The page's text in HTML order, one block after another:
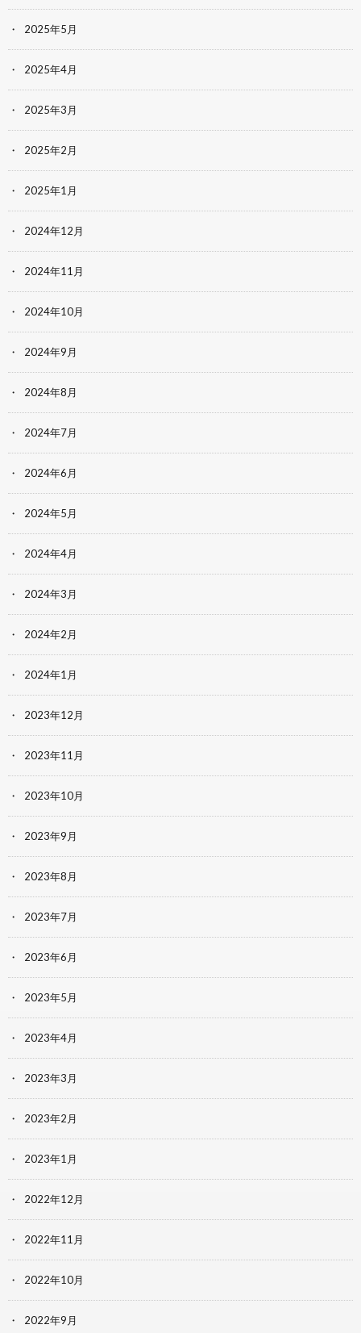
2025年5月
2025年4月
2025年3月
2025年2月
2025年1月
2024年12月
2024年11月
2024年10月
2024年9月
2024年8月
2024年7月
2024年6月
2024年5月
2024年4月
2024年3月
2024年2月
2024年1月
2023年12月
2023年11月
2023年10月
2023年9月
2023年8月
2023年7月
2023年6月
2023年5月
2023年4月
2023年3月
2023年2月
2023年1月
2022年12月
2022年11月
2022年10月
2022年9月